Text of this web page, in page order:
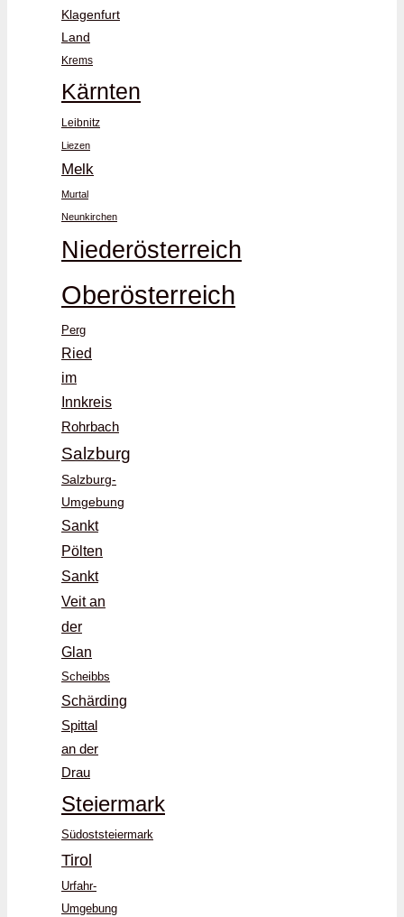
Klagenfurt
Land
Krems
Kärnten
Leibnitz
Liezen
Melk
Murtal
Neunkirchen
Niederösterreich
Oberösterreich
Perg
Ried
im
Innkreis
Rohrbach
Salzburg
Salzburg-
Umgebung
Sankt
Pölten
Sankt
Veit an
der
Glan
Scheibbs
Schärding
Spittal
an der
Drau
Steiermark
Südoststeiermark
Tirol
Urfahr-
Umgebung